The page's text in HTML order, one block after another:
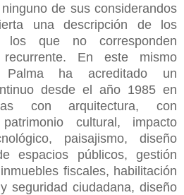
de sus considerandos
una descripción de los
los que no corresponden
recurrente. En este mismo
ha acreditado un
desde el año 1985 en
con arquitectura, con
cultural, impacto
paisajismo, diseño
espacios públicos, gestión
fiscales, habilitación
seguridad ciudadana, diseño